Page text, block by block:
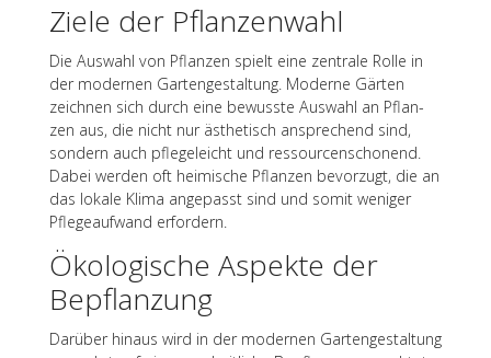
Ziele der Pflanzenwahl
Die Auswahl von Pflan­zen spielt eine zentrale Rolle in
der moder­nen Garten­ge­stal­tung. Moderne Gärten
zeich­nen sich durch eine bewusste Auswahl an Pflan­
zen aus, die nicht nur ästhe­tisch anspre­chend sind,
sondern auch pfle­ge­leicht und ressour­cen­scho­nend.
Dabei werden oft heimi­sche Pflan­zen bevor­zugt, die an
das lokale Klima ange­passt sind und somit weni­ger
Pfle­ge­auf­wand erfordern.
Ökolo­gi­sche Aspekte der
Bepflanzung
Darüber hinaus wird in der moder­nen Garten­ge­stal­tung